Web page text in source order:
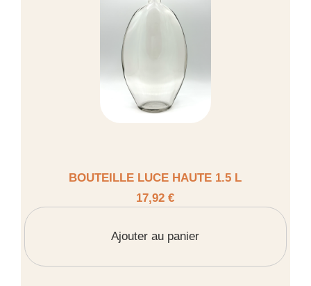
BOUTEILLE LUCE HAUTE 1.5 L
17,92 €
Ajouter au panier